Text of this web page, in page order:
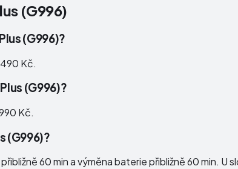
(G996)
(G996)?
Kč.
(G996)?
Kč.
(G996)?
60 min a výměna baterie přibližně 60 min.